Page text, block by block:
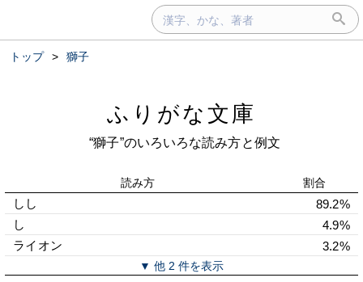
トップ > 獅子
ふりがな文庫
“獅子”のいろいろな読み方と例文
読み方 割合
しし
89.2%
しゝ
4.9%
ライオン
3.2%
▼ 他 2 件を表示